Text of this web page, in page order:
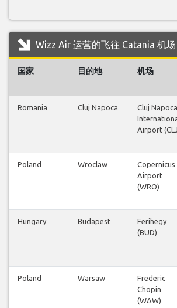
Wizz Air 运营的飞往 Catania 机
国家 目的地 机场
Romania Cluj Napoca
Cluj Napoca
Airport
Poland Wroclaw
Copernicus
Airport
(WRO)
Hungary Budapest
Ferihegy
(BUD)
Poland Warsaw
Frederic
Chopin
(WAW)